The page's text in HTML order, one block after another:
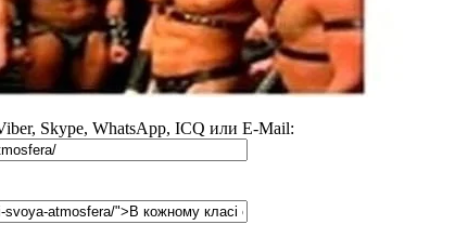
Skype, WhatsApp, ICQ или E-Mail: